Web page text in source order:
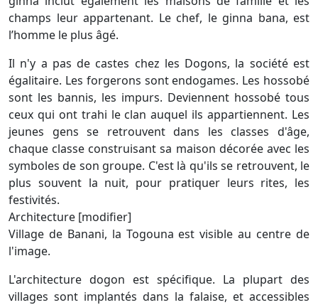
champs leur appartenant. Le chef, le ginna bana, est
l’homme le plus âgé.
Il n'y a pas de castes chez les Dogons, la société est
égalitaire. Les forgerons sont endogames. Les hossobé
sont les bannis, les impurs. Deviennent hossobé tous
ceux qui ont trahi le clan auquel ils appartiennent. Les
jeunes gens se retrouvent dans les classes d'âge,
chaque classe construisant sa maison décorée avec les
symboles de son groupe. C'est là qu'ils se retrouvent, le
plus souvent la nuit, pour pratiquer leurs rites, les
festivités.
Architecture [modifier]
Village de Banani, la Togouna est visible au centre de
l'image.
L'architecture dogon est spécifique. La plupart des
villages sont implantés dans la falaise, et accessibles